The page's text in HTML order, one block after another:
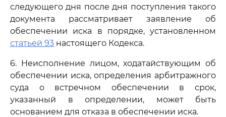
следующего дня после дня поступления такого
документа рассматривает заявление об
обеспечении иска в порядке, установленном
статьей 93 настоящего Кодекса.
6. Неисполнение лицом, ходатайствующим об
обеспечении иска, определения арбитражного
суда о встречном обеспечении в срок,
указанный в определении, может быть
основанием для отказа в обеспечении иска.